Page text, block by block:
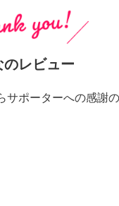
のレビュー
サポーターへの感謝